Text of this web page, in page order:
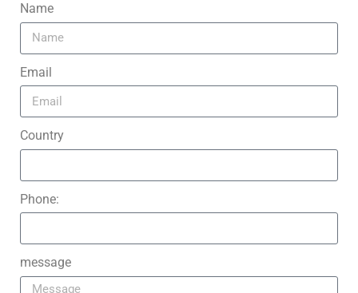
Name
Email
Country
Phone:
message